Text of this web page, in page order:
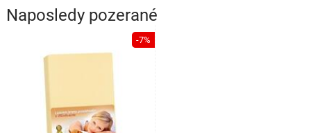
Naposledy pozerané
-7%